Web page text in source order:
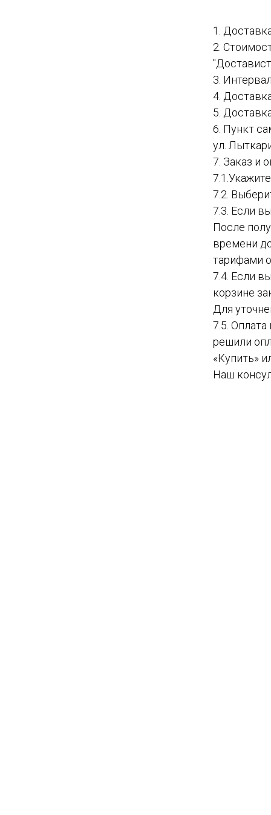
1.
2.
3.
4.
5.
6. Пункт
ул.
7. Заказ и
7.2.
7.3. Если
После
времени
тарифами
7.4. Если
корзине
Для
7.5.
решили
«Купить»
Наш